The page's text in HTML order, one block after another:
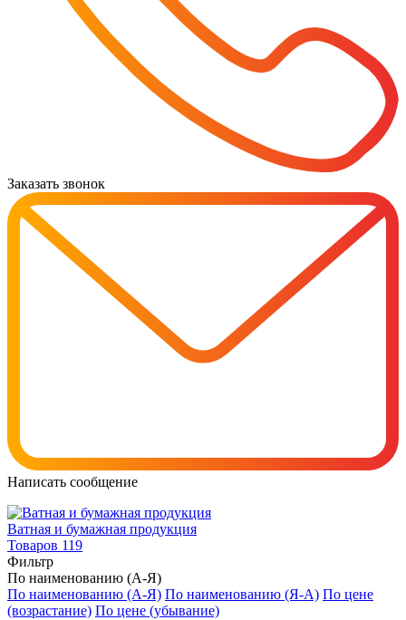
Заказать звонок
Написать сообщение
Ватная и бумажная продукция
Товаров 119
Фильтр
По наименованию (А-Я)
По наименованию (А-Я) По наименованию (Я-А) По цене
(возрастание) По цене (убывание)